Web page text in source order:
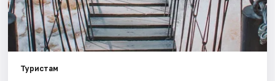
Туристам